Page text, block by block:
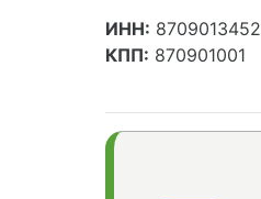
ИНН: 8709013452
КПП: 870901001